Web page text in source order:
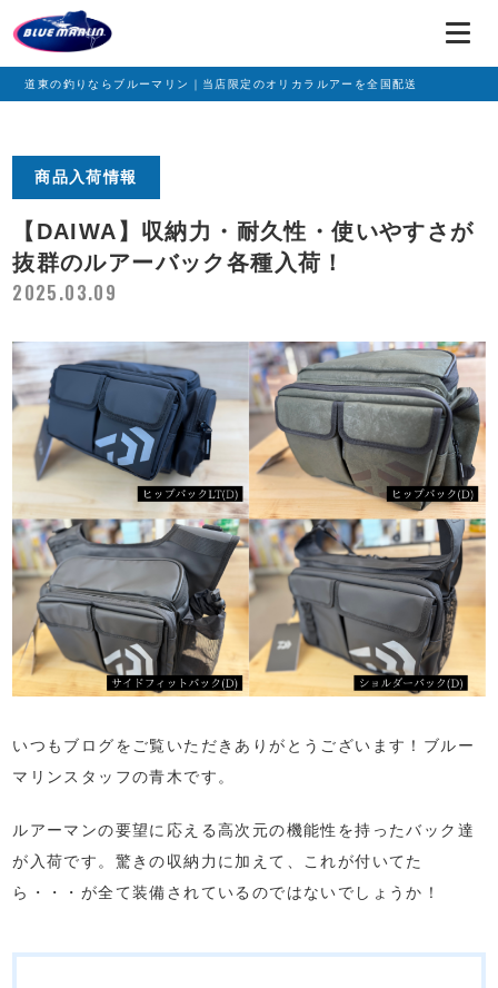
道東の釣りならブルーマリン｜当店限定のオリカラルアーを全国配送
商品入荷情報
【DAIWA】収納力・耐久性・使いやすさが
抜群のルアーバック各種入荷！
2025.03.09
いつもブログをご覧いただきありがとうございます！ブルー
マリンスタッフの青木です。
ルアーマンの要望に応える高次元の機能性を持ったバック達
が入荷です。驚きの収納力に加えて、これが付いてた
ら・・・が全て装備されているのではないでしょうか！